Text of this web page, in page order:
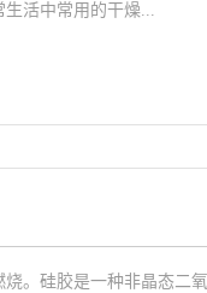
活中常用的干燥...
。硅胶是一种非晶态二